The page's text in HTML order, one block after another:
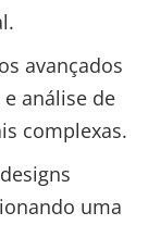
avançados
análise de
complexas.
uma